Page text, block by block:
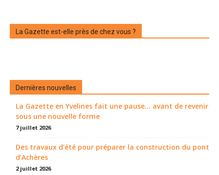
La Gazette est-elle près de chez vous ?
Dernières nouvelles
La Gazette en Yvelines fait une pause... avant de revenir
sous une nouvelle forme
7 juillet 2026
Des travaux d’été pour préparer la construction du pont
d’Achères
2 juillet 2026